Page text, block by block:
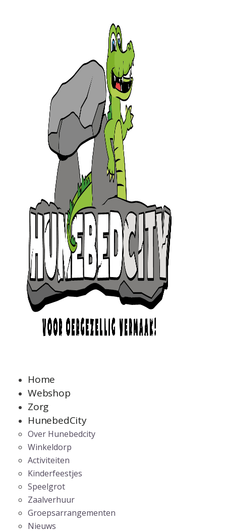
Home
Webshop
Zorg
HunebedCity
Over Hunebedcity
Winkeldorp
Activiteiten
Kinderfeestjes
Speelgrot
Zaalverhuur
Groepsarrangementen
Nieuws